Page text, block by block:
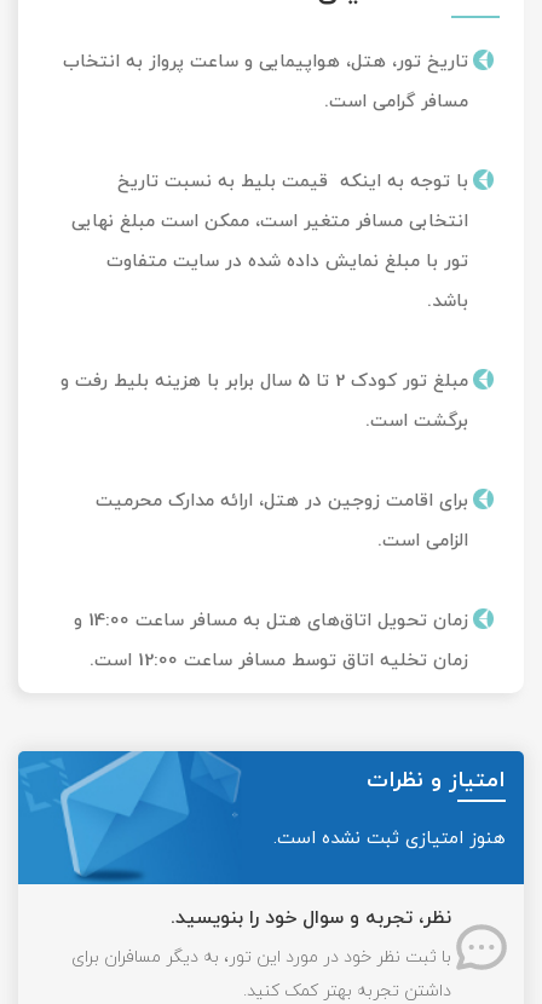
تاریخ تور، هتل، هواپیمایی و ساعت پرواز به انتخاب
مسافر گرامی است.
با توجه به اینکه قیمت بلیط به نسبت تاریخ
انتخابی مسافر متغیر است، ممکن است مبلغ نهایی
تور با مبلغ نمایش داده شده در سایت متفاوت
باشد.
مبلغ تور کودک 2 تا 5 سال برابر با هزینه بلیط رفت و
برگشت است.
برای اقامت زوجین در هتل، ارائه مدارک محرمیت
الزامی است.
زمان تحویل‌ اتاق‌های هتل به مسافر ساعت 14:00 و
زمان تخلیه اتاق توسط مسافر ساعت 12:00 است.
امتیاز و نظرات
هنوز امتیازی ثبت نشده است.
نظر، تجربه و سوال خود را بنویسید.
با ثبت نظر خود در مورد این تور، به دیگر مسافران برای
داشتن تجربه بهتر کمک کنید.